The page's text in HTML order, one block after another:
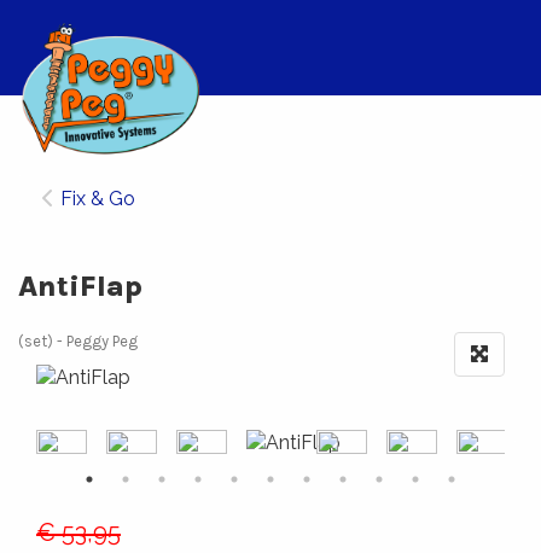
Fix & Go
AntiFlap
(set) Peggy Peg
€ 53,95